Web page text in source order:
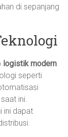
di sepanjang
logistik modern
seperti
ini.
ini dapat